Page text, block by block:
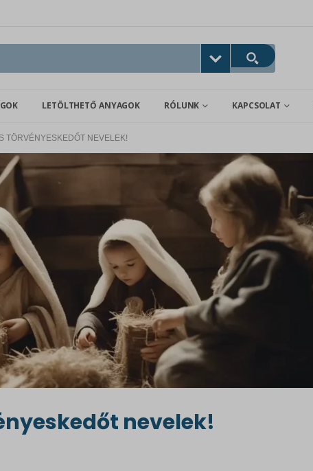
LETÖLTHETŐ ANYAGOK RÓLUNK KAPCSOLAT
TÖRVÉNYESKEDŐT NEVELEK!
nevelek!